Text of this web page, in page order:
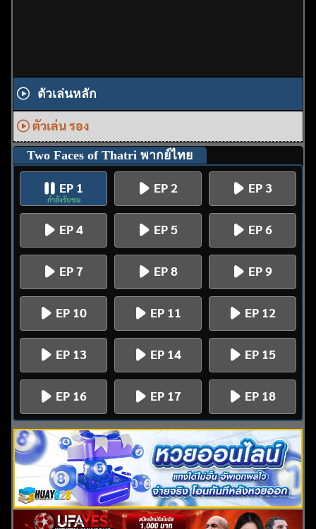
ตัวเล่นหลัก
ตัวเล่น รอง
Two Faces of Thatri พากย์ไทย
EP 1
กำลังรับชม
EP 2 EP 3
EP 4 EP 5 EP 6
EP 7 EP 8 EP 9
EP 10 EP 11 EP 12
EP 13 EP 14 EP 15
EP 16 EP 17 EP 18